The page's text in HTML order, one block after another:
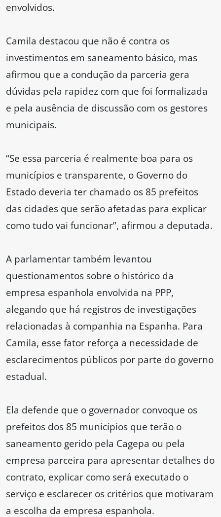
envolvidos.
Camila destacou que não é contra os
investimentos em saneamento básico, mas
afirmou que a condução da parceria gera
dúvidas pela rapidez com que foi formalizada
e pela ausência de discussão com os gestores
municipais.
“Se essa parceria é realmente boa para os
municípios e transparente, o Governo do
Estado deveria ter chamado os 85 prefeitos
das cidades que serão afetadas para explicar
como tudo vai funcionar”, afirmou a deputada.
A parlamentar também levantou
questionamentos sobre o histórico da
empresa espanhola envolvida na PPP,
alegando que há registros de investigações
relacionadas à companhia na Espanha. Para
Camila, esse fator reforça a necessidade de
esclarecimentos públicos por parte do governo
estadual.
Ela defende que o governador convoque os
prefeitos dos 85 municípios que terão o
saneamento gerido pela Cagepa ou pela
empresa parceira para apresentar detalhes do
contrato, explicar como será executado o
serviço e esclarecer os critérios que motivaram
a escolha da empresa espanhola.